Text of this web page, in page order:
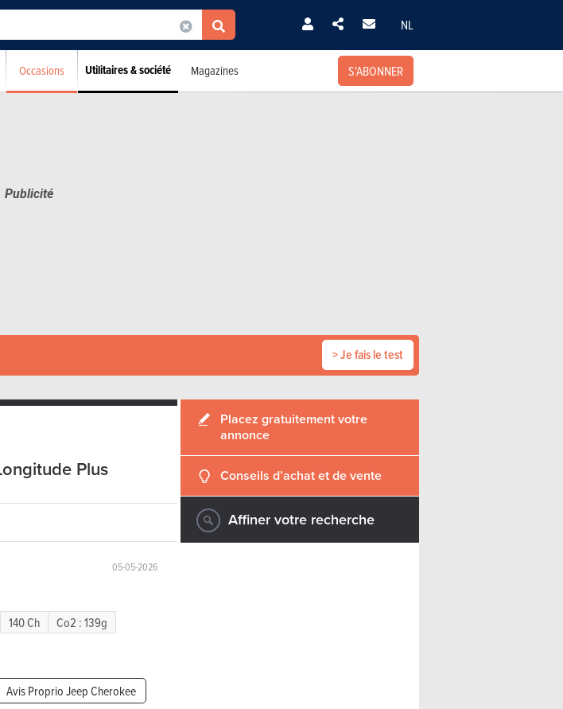
NL
Occasions Utilitaires & société Magazines S'ABONNER
> Je fais le test
Plus
05-05-2026
140 Ch
Co2 : 139g
Avis Proprio Jeep Cherokee
Placez gratuitement votre
annonce
Conseils d’achat et de vente
Affiner votre recherche